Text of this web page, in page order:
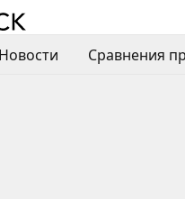
Новости Сравнения